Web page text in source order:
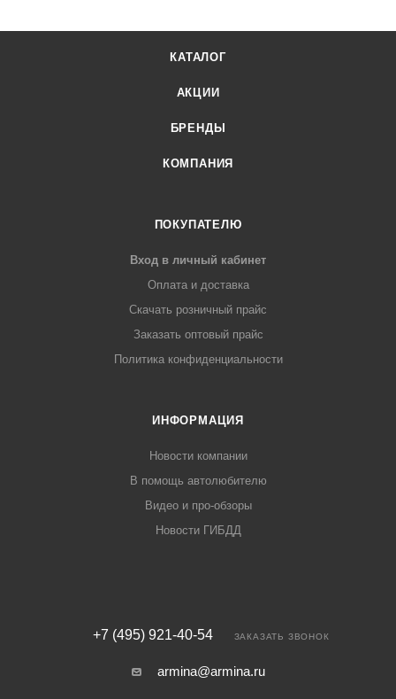
КАТАЛОГ
АКЦИИ
БРЕНДЫ
КОМПАНИЯ
ПОКУПАТЕЛЮ
Вход в личный кабинет
Оплата и доставка
Скачать розничный прайс
Заказать оптовый прайс
Политика конфиденциальности
ИНФОРМАЦИЯ
Новости компании
В помощь автолюбителю
Видео и про-обзоры
Новости ГИБДД
+7 (495) 921-40-54 ЗАКАЗАТЬ ЗВОНОК
armina@armina.ru